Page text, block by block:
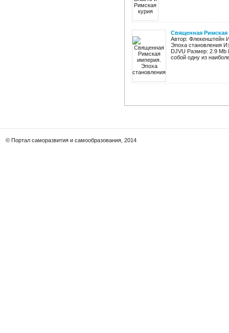
Священная Римская
Автор: Флекенштейн
Эпоха становления
DJVU Размер: 2.9
собой одну из
© Портал саморазвития и самообразования, 2014